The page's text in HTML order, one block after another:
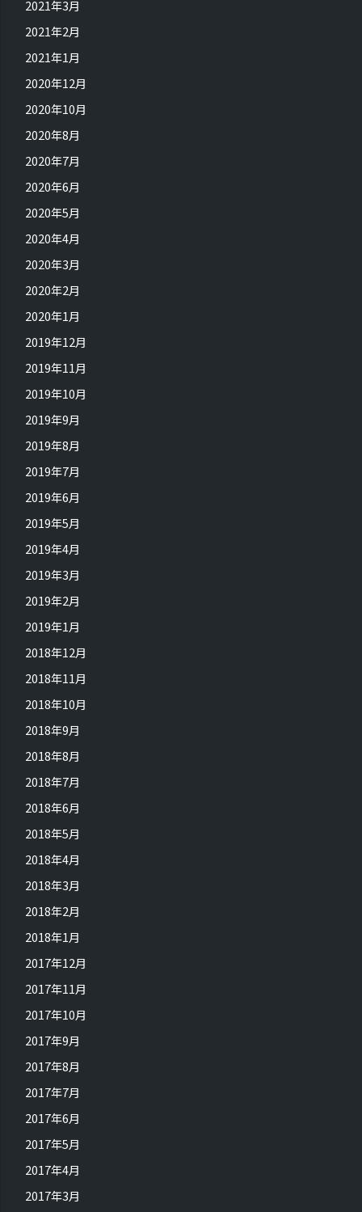
2021年3月
2021年2月
2021年1月
2020年12月
2020年10月
2020年8月
2020年7月
2020年6月
2020年5月
2020年4月
2020年3月
2020年2月
2020年1月
2019年12月
2019年11月
2019年10月
2019年9月
2019年8月
2019年7月
2019年6月
2019年5月
2019年4月
2019年3月
2019年2月
2019年1月
2018年12月
2018年11月
2018年10月
2018年9月
2018年8月
2018年7月
2018年6月
2018年5月
2018年4月
2018年3月
2018年2月
2018年1月
2017年12月
2017年11月
2017年10月
2017年9月
2017年8月
2017年7月
2017年6月
2017年5月
2017年4月
2017年3月